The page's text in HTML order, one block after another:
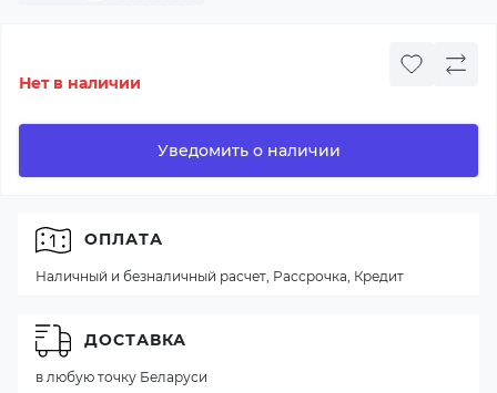
Нет в наличии
Уведомить о наличии
ОПЛАТА
Наличный и безналичный расчет, Рассрочка, Кредит
ДОСТАВКА
в любую точку Беларуси